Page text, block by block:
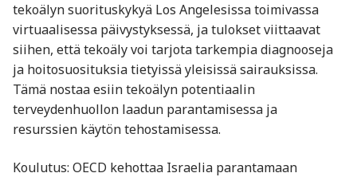
tekoälyn suorituskykyä Los Angelesissa toimivassa
virtuaalisessa päivystyksessä, ja tulokset viittaavat
siihen, että tekoäly voi tarjota tarkempia diagnooseja
ja hoitosuosituksia tietyissä yleisissä sairauksissa.
Tämä nostaa esiin tekoälyn potentiaalin
terveydenhuollon laadun parantamisessa ja
resurssien käytön tehostamisessa. ​
Koulutus: OECD kehottaa Israelia parantamaan